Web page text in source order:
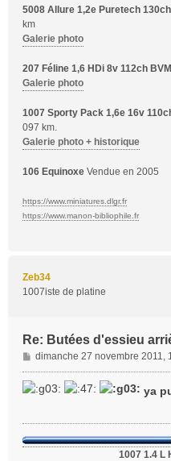
5008 Allure 1,2e Puretech
km
Galerie photo
207 Féline 1,6 HDi 8v 112ch
Galerie photo
1007 Sporty Pack 1,6e 16v
097 km.
Galerie photo + historique
106 Equinoxe Vendue en 2005
https://www.miniatures.dlgr.fr
https://www.manon-bibliophile.fr
Zeb34
1007iste de platine
Re: Butées d'essieu
M
e
s
e
dimanche 27 novembre 2011,
ya
1007 1.4 L